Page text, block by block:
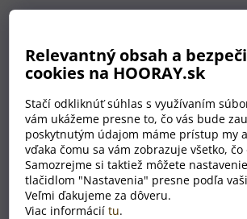
Relevantný obsah a
cookies na HOORAY.sk
Stačí odkliknúť súhlas s využívaním
vám ukážeme presne to, čo vás bude
poskytnutým údajom máme prístup my
vďaka čomu sa vám zobrazuje všetko,
Samozrejme si taktiež môžete
tlačidlom "Nastavenia" presne podľa
Veľmi ďakujeme za dôveru.
Viac informáciítu.